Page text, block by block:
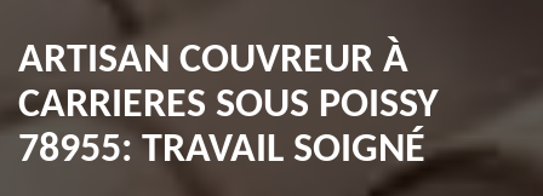
ARTISAN COUVREUR À
CARRIERES SOUS POISSY
78955: TRAVAIL SOIGNÉ